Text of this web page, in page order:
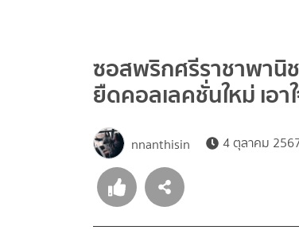
ซอสพริกศรีราชาพานิ
ยืดคอลเลคชั่นใหม่ เอ
nnanthisin 4 ตุลาคม